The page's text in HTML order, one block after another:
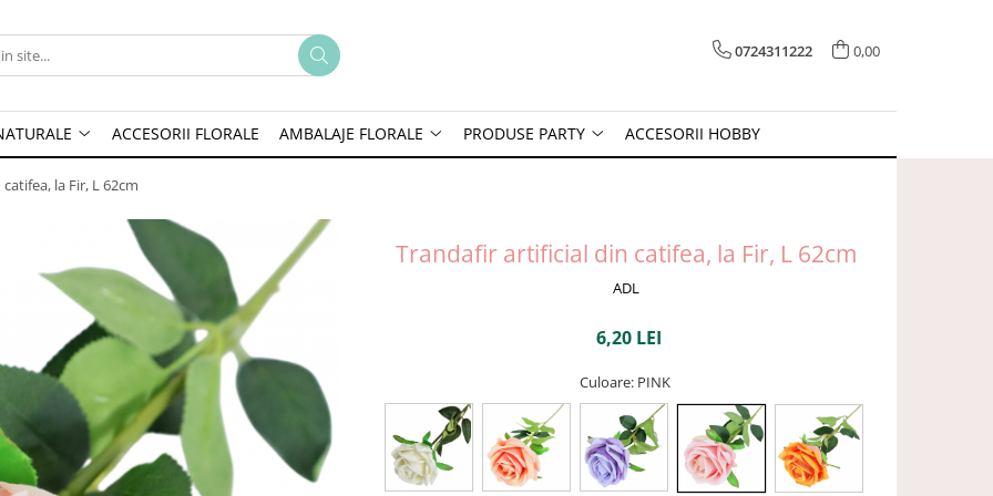
0724311222 0,00
ACCESORII FLORALE AMBALAJE FLORALE PRODUSE PARTY ACCESORII HOBBY
la Fir, L 62cm
Trandafir artificial din catifea, la Fir, L 62cm
ADL
6,20 LEI
Culoare: PINK